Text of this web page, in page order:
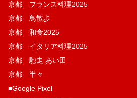
京都 フランス料理2025
京都 鳥散歩
京都 和食2025
京都 イタリア料理2025
京都 馳走 あい田
京都 半々
■Google Pixel